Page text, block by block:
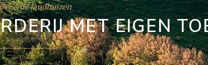
landhuizen
MET EIGEN